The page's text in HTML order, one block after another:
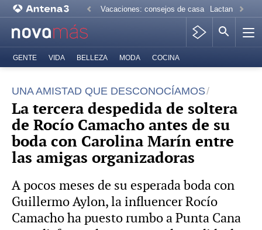
Vacaciones: consejos de casa Lactancia
GENTE VIDA BELLEZA MODA COCINA
UNA AMISTAD QUE DESCONOCÍAMOS
La tercera despedida de soltera
de Rocío Camacho antes de su
boda con Carolina Marín entre
las amigas organizadoras
A pocos meses de su esperada boda con
Guillermo Aylon, la influencer Rocío
Camacho ha puesto rumbo a Punta Cana